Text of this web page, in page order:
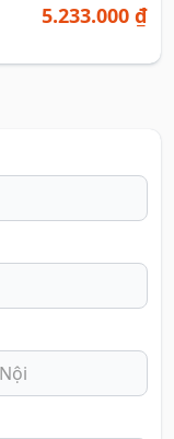
5.233.000 ₫